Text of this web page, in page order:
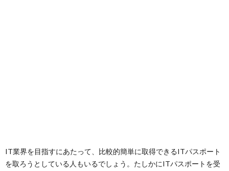
IT業界を目指すにあたって、比較的簡単に取得できるITパスポート
を取ろうとしている人もいるでしょう。たしかにITパスポートを受